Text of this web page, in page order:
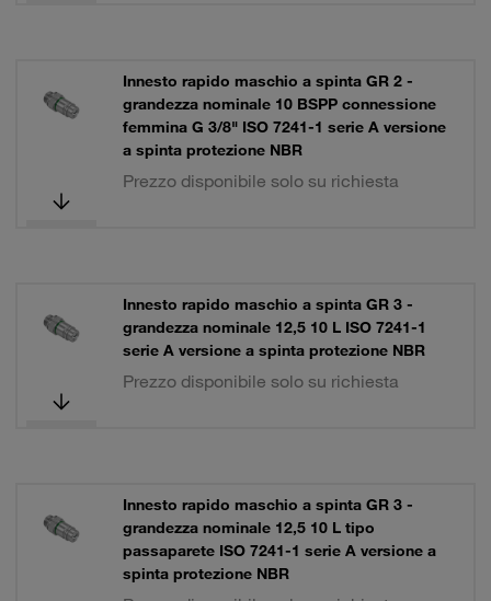
Innesto rapido maschio a spinta GR 2 -
grandezza nominale 10 BSPP connessione
femmina G 3/8" ISO 7241-1 serie A versione
a spinta protezione NBR
Prezzo disponibile solo su richiesta
Innesto rapido maschio a spinta GR 3 -
grandezza nominale 12,5 10 L ISO 7241-1
serie A versione a spinta protezione NBR
Prezzo disponibile solo su richiesta
Innesto rapido maschio a spinta GR 3 -
grandezza nominale 12,5 10 L tipo
passaparete ISO 7241-1 serie A versione a
spinta protezione NBR